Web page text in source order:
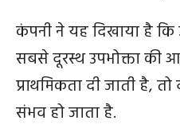
कंपनी ने यह दिखाया है
सबसे दूरस्थ उपभोक्ता की
प्राथमिकता दी जाती है,
संभव हो जाता है.